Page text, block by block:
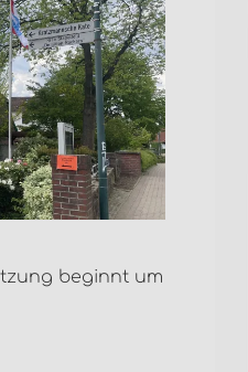
beginnt um